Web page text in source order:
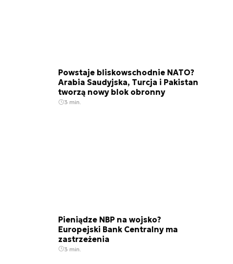
Powstaje bliskowschodnie NATO?
Arabia Saudyjska, Turcja i Pakistan
tworzą nowy blok obronny
3 min.
Pieniądze NBP na wojsko?
Europejski Bank Centralny ma
zastrzeżenia
3 min.